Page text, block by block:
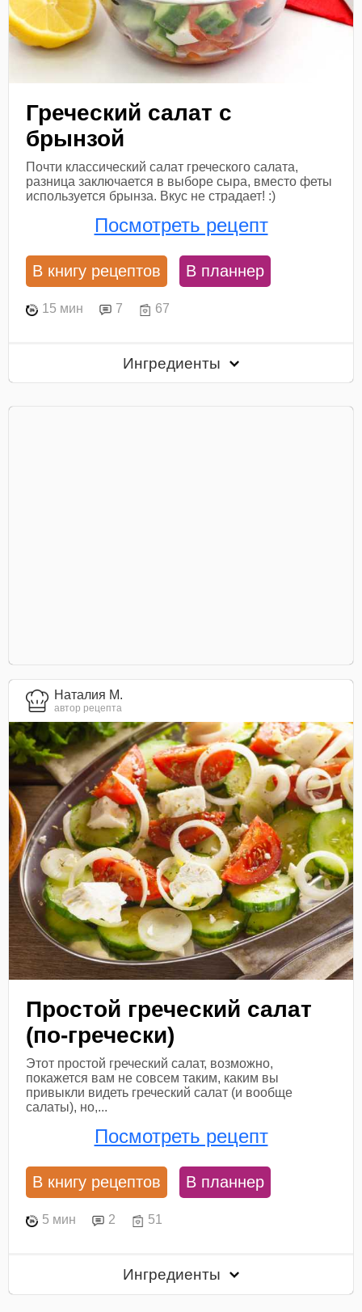
Греческий салат с
брынзой
Почти классический салат греческого салата,
разница заключается в выборе сыра, вместо феты
используется брынза. Вкус не страдает! :)
Посмотреть рецепт
В книгу рецептов В планнер
15 мин 7 67
Ингредиенты
Наталия М.
автор рецепта
Простой греческий салат
(по-гречески)
Этот простой греческий салат, возможно,
покажется вам не совсем таким, каким вы
привыкли видеть греческий салат (и вообще
салаты), но,...
Посмотреть рецепт
В книгу рецептов В планнер
5 мин 2 51
Ингредиенты